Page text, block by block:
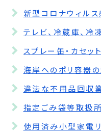
海岸へのポリ容器
違法な不用品回収
指定ごみ袋等取扱所
使用済み小型家電